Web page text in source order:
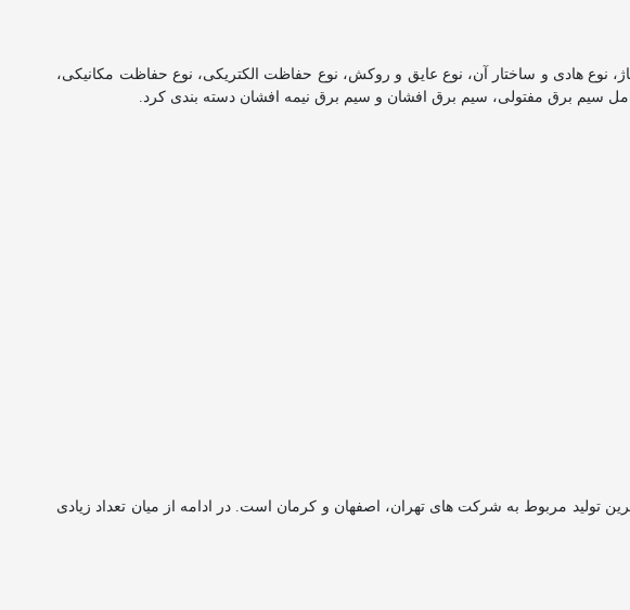
نوع‌ هادی و ساختار آن، نوع عایق و روکش، نوع حفاظت الکتریکی، نوع حفاظت مکانیکی،
سیم برق مفتولی، سیم برق افشان و سیم برق نیمه افشان دسته بندی کرد.
بیشترین تولید مربوط به شرکت های تهران، اصفهان و کرمان است. در ادامه از میان تعداد زیادی